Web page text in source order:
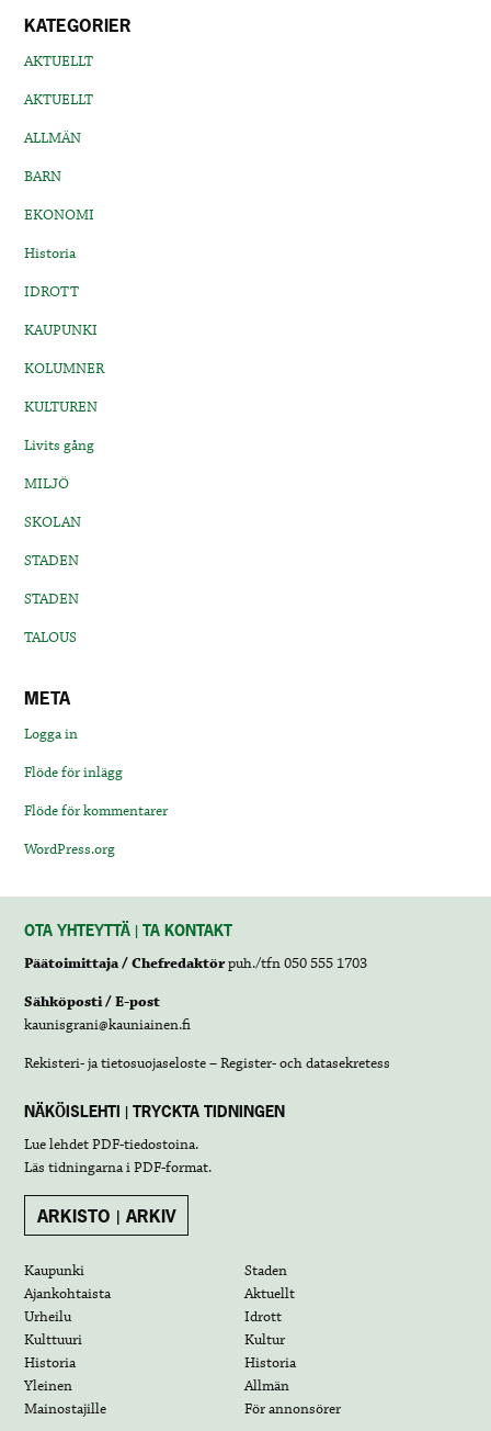
KATEGORIER
AKTUELLT
AKTUELLT
ALLMÄN
BARN
EKONOMI
Historia
IDROTT
KAUPUNKI
KOLUMNER
KULTUREN
Livits gång
MILJÖ
SKOLAN
STADEN
STADEN
TALOUS
META
Logga in
Flöde för inlägg
Flöde för kommentarer
WordPress.org
OTA YHTEYTTÄ | TA KONTAKT
Päätoimittaja / Chefredaktörpuh./tfn 050 555 1703
Sähköposti / E-post
kaunisgrani@kauniainen.fi
Rekisteri- ja tietosuojaseloste – Register- och datasekretess
NÄKÖISLEHTI | TRYCKTA TIDNINGEN
Lue lehdetPDF-tiedostoina.
Läs tidningarna iPDF-format.
ARKISTO | ARKIV
Kaupunki
Staden
Ajankohtaista
Aktuellt
Urheilu
Idrott
Kulttuuri
Kultur
Historia
Historia
Yleinen
Allmän
Mainostajille
För annonsörer